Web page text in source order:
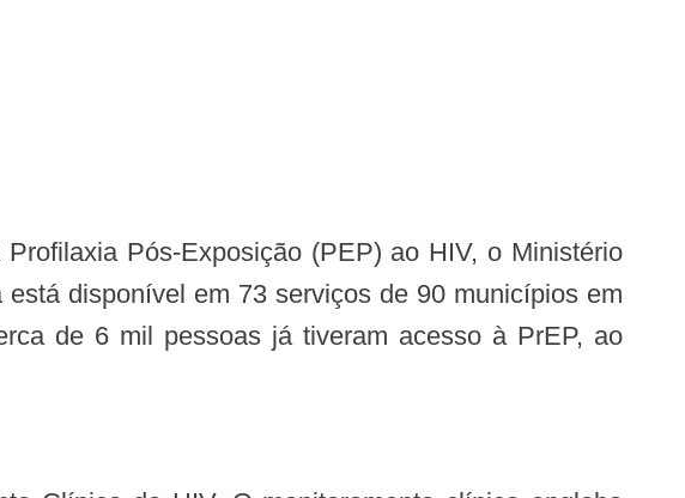
disponível em 73 serviços de 90 municípios em
de 6 mil pessoas já tiveram acesso à PrEP, ao